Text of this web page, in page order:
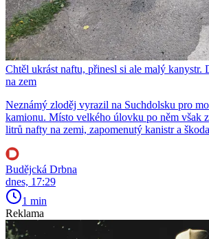
Chtěl ukrást naftu, přinesl si ale malý kanystr.
na zem
Neznámý zloděj vyrazil na Suchdolsku pro
kamionu. Místo velkého úlovku po něm však
litrů nafty na zemi, zapomenutý kanistr a
Budějcká Drbna
dnes, 17:29
1 min
Reklama